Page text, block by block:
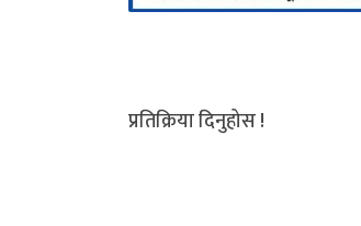
प्रतिक्रिया दिनुहोस !